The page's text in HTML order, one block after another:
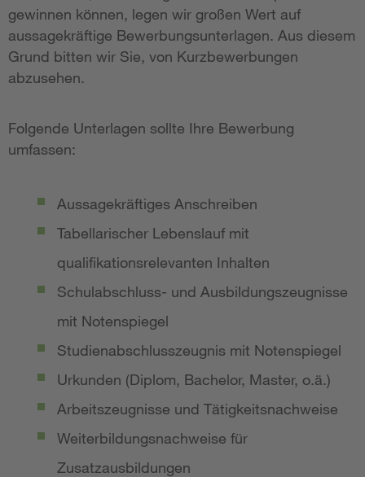
gewinnen können, legen wir großen Wert auf
aussagekräftige Bewerbungsunterlagen. Aus diesem
Grund bitten wir Sie, von Kurzbewerbungen
abzusehen.
Folgende Unterlagen sollte Ihre Bewerbung
umfassen:
Aussagekräftiges Anschreiben
Tabellarischer Lebenslauf mit
qualifikationsrelevanten Inhalten
Schulabschluss- und Ausbildungszeugnisse
mit Notenspiegel
Studienabschlusszeugnis mit Notenspiegel
Urkunden (Diplom, Bachelor, Master, o.ä.)
Arbeitszeugnisse und Tätigkeitsnachweise
Weiterbildungsnachweise für
Zusatzausbildungen